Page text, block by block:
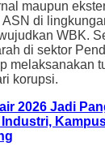
maupun
di
WBK.
di sektor
melaksanakan
korupsi.
2026 Jadi